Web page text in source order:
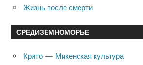
Жизнь после смерти
СРЕДИЗЕМНОМОРЬЕ
Крито — Микенская культура